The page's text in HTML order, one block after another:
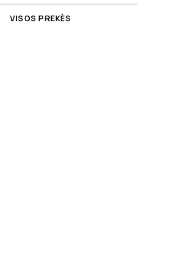
VISOS PREKĖS